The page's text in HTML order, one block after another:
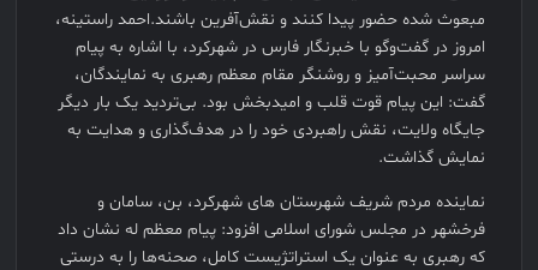
مبعوث شده حضور پیدا کنند و نقش‌آفرین باشند.احمد راستینه،
امروز در گفت‌وگو با خبرنگار فارس در شهرکرد، با اشاره به پیام
سراسر محبت‌آمیز و روشنگر مقام معظم رهبری به نمایندگان،
گفت: این پیام قوت قلب و امیدبخش بود. بی‌تردید یک بار دیگر
جایگاه ولایت، نقش راهبردی خود را در هدف‌گذاری و هدایت به
نمایش گذاشت.
نماینده مردم شریف شهرستان های شهرکرد، بن، سامان و
فرخشهر در مجلس شورای اسلامی افزود: پیام معظم له نشان داد
که رهبری به عنوان یک استراتژیست کامل، صحنه‌ها را به درستی